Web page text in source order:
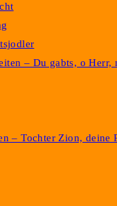
– Du gabts, o Herr,
– Tochter Zion, deine